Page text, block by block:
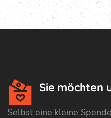
Sie möchten
Selbst eine kleine